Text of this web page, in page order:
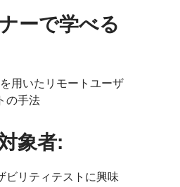
ーで学べる
用いたリモートユーザ
の手法
象者:
ビリティテストに興味